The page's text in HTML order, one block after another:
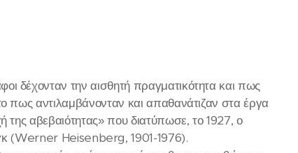
δέχονταν την αισθητή πραγματικότητα και πως
αντιλαμβάνονταν και απαθανάτιζαν στα έργα
της αβεβαιότητας» που διατύπωσε, το 1927, ο
(Werner Heisenberg, 1901-1976).